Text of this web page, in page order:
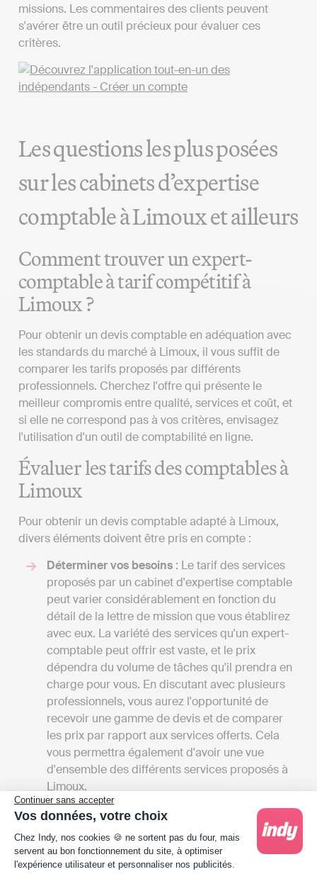
Continuer sans accepter
Vos données, votre choix
Plateforme de Gestion du Consentement :
Chez Indy, nos cookies 🍪 ne sortent pas du four, mais
servent au bon fonctionnement du site, à optimiser
l'expérience utilisateur et personnaliser nos publicités.
missions. Les commentaires des clients peuvent
s'avérer être un outil précieux pour évaluer ces
critères.
Les questions les plus posées
sur les cabinets d’expertise
comptable à Limoux et ailleurs
Comment trouver un expert-
comptable à tarif compétitif à
Limoux ?
Pour obtenir un devis comptable en adéquation avec
les standards du marché à Limoux, il vous suffit de
comparer les tarifs proposés par différents
professionnels. Cherchez l'offre qui présente le
meilleur compromis entre qualité, services et coût, et
si elle ne correspond pas à vos critères, envisagez
l'utilisation d'un outil de comptabilité en ligne.
Évaluer les tarifs des comptables à
Limoux
Pour obtenir un devis comptable adapté à Limoux,
divers éléments doivent être pris en compte :
Déterminer vos besoins : Le tarif des services
proposés par un cabinet d'expertise comptable
peut varier considérablement en fonction du
détail de la lettre de mission que vous établirez
avec eux. La variété des services qu'un expert-
comptable peut offrir est vaste, et le prix
dépendra du volume de tâches qu'il prendra en
charge pour vous. En discutant avec plusieurs
professionnels, vous aurez l'opportunité de
recevoir une gamme de devis et de comparer
les prix par rapport aux services offerts. Cela
vous permettra également d'avoir une vue
d'ensemble des différents services proposés à
Limoux.
Comparer les tarifs
d'expertise comptable en France commencent
généralement à 1000 euros par an pour une
petite mission confiée à un comptable